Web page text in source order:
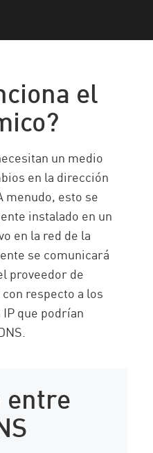
Check
el
un medio
en la dirección
menudo, esto se
instalado en un
en la red de la
se comunicará
proveedor de
respecto a los
que podrían
entre